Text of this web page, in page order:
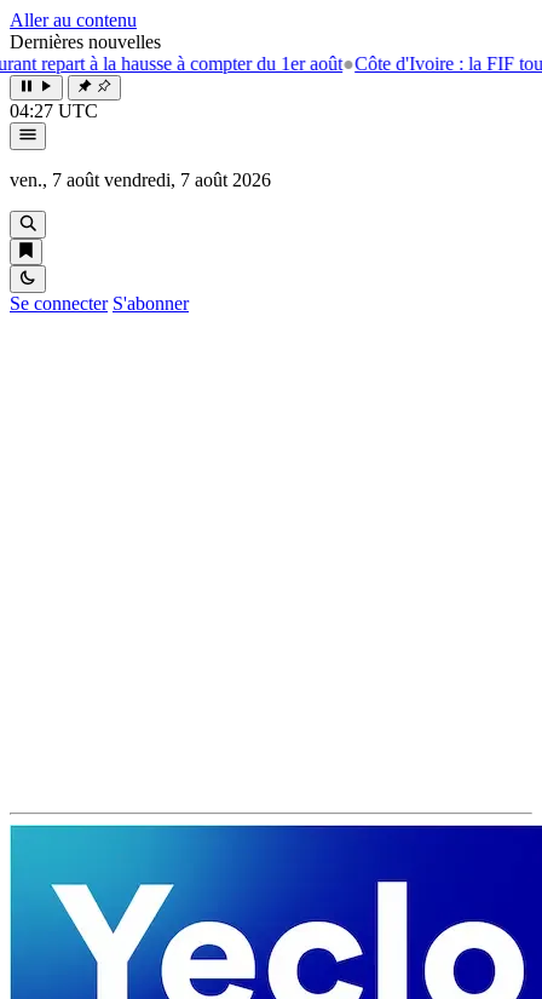
Aller au contenu
Dernières nouvelles
hausse à compter du 1er août●Côte d'Ivoire : la FIF tourne la page
04:27 UTC
ven., 7 août vendredi, 7 août 2026
Se connecter S'abonner